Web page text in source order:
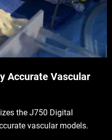
Accurate Vascular
the J750 Digital
vascular models.